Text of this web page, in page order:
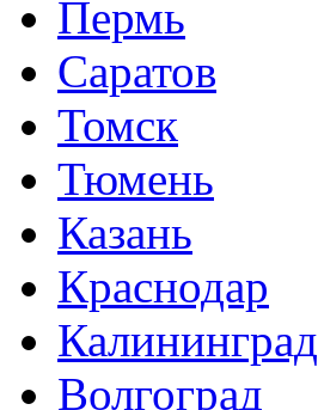
Пермь
Саратов
Томск
Тюмень
Казань
Краснодар
Калининград
Волгоград